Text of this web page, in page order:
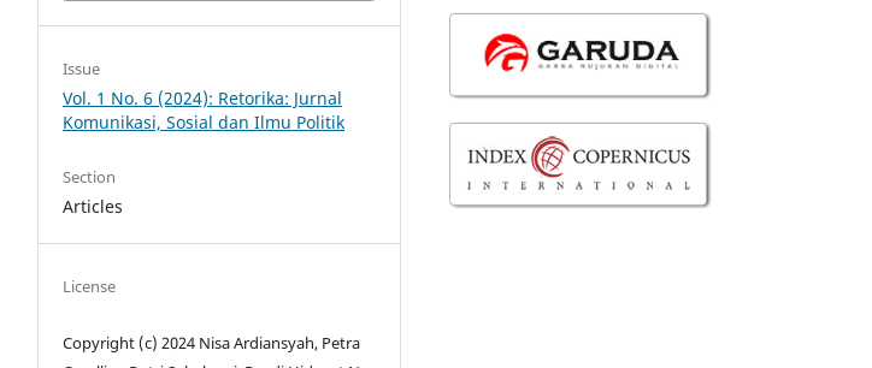
Issue
Vol. 1 No. 6 (2024): Retorika: Jurnal
Komunikasi, Sosial dan Ilmu Politik
Section
Articles
License
Copyright (c) 2024 Nisa Ardiansyah, Petra